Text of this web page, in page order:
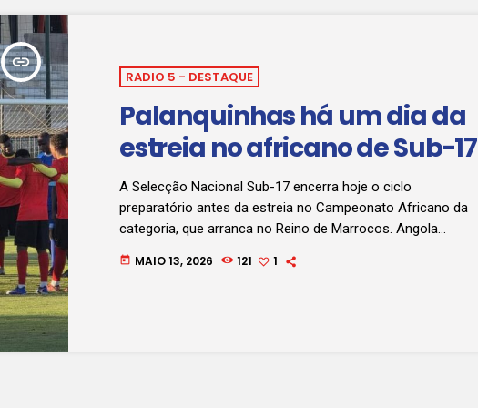
insert_link
RADIO 5 - DESTAQUE
Palanquinhas há um dia da
estreia no africano de Sub-17
A Selecção Nacional Sub-17 encerra hoje o ciclo
preparatório antes da estreia no Campeonato Africano da
categoria, que arranca no Reino de Marrocos. Angola
diante da selecção do Mali, em partida referente ao Grupo
today MAIO 13, 2026 121 1